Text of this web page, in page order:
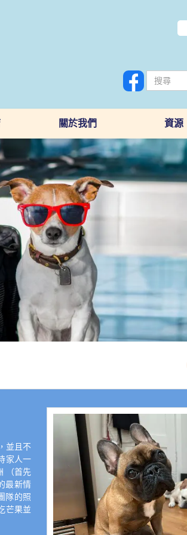
關於我們 資源
並且不
家人一
（首先
最新情
隊的照
芒果並